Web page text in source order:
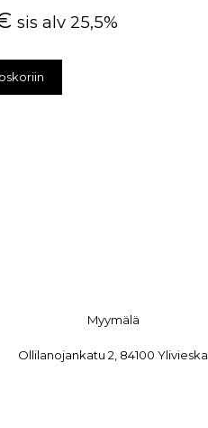
sis alv 25,5%
Myymälä
Ollilanojankatu 2, 84100 Ylivieska